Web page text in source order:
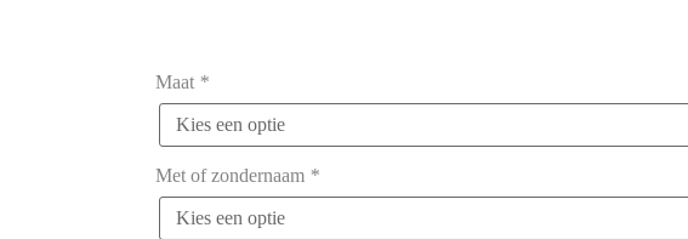
Maat *
Met of zondernaam *